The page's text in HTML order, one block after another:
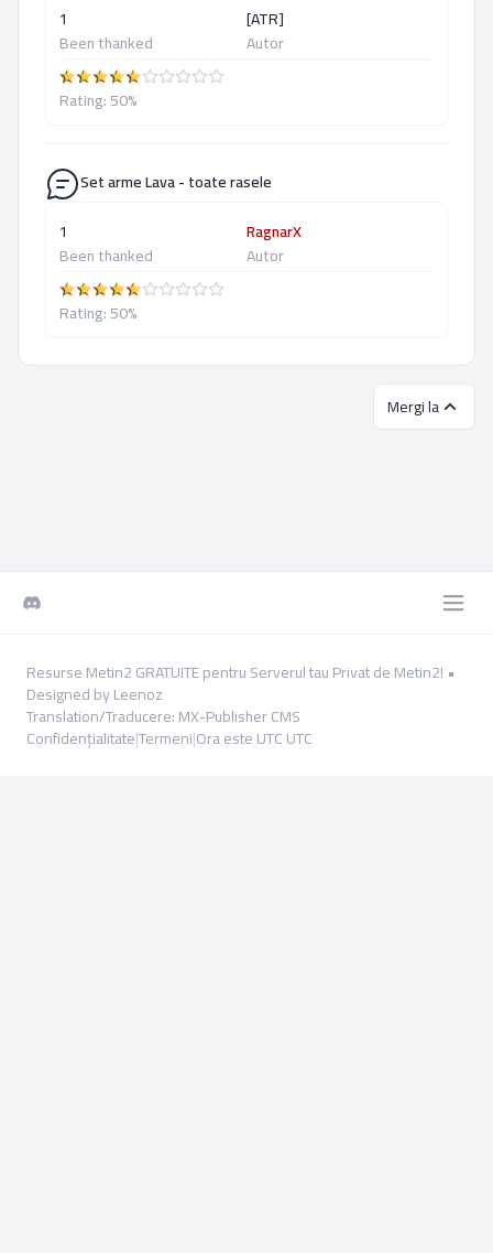
1
Been thanked
[ATR]
Autor
Rating: 50%
Set arme Lava - toate rasele
1
Been thanked
RagnarX
Autor
Rating: 50%
Mergi la
Resurse Metin2 GRATUITE pentru Serverul tau Privat de Metin2! •
Designed byLeenoz
Translation/Traducere:MX-Publisher CMS
Confidențialitate|Termeni|Ora este UTC UTC